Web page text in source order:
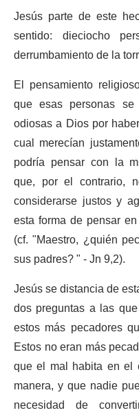
Jesús parte de este
sentido: dieciocho
derrumbamiento de la
El pensamiento
que esas personas se
odiosas a Dios por
cual merecían
podría pensar con la
que, por el contrario,
considerarse justos y
esta forma de pensar
(cf. "Maestro, ¿quién
sus padres? " - Jn 9,2).
Jesús se distancia de
dos preguntas a las
estos más pecadores
Estos no eran más
que el mal habita en el
manera, y que nadie
necesidad de